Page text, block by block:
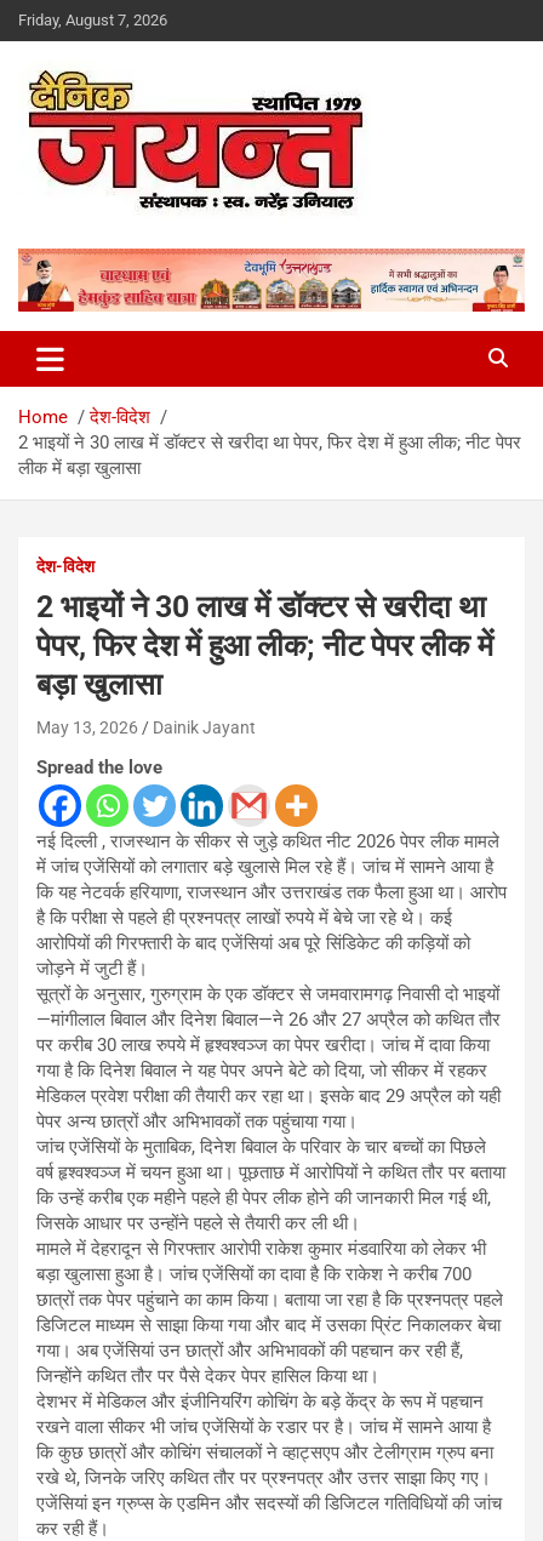
Skip
to
Friday, August 7, 2026
Dainik Jayant
Home
देश-विदेश
2 भाइयों ने 30 लाख में डॉक्टर से खरीदा था पेपर, फिर देश में हुआ लीक; नीट पेपर
लीक में बड़ा खुलासा
देश-विदेश
2 भाइयों ने 30 लाख में डॉक्टर से खरीदा था
पेपर, फिर देश में हुआ लीक; नीट पेपर लीक में
बड़ा खुलासा
May 13, 2026 Dainik Jayant
Spread the love
नई दिल्ली , राजस्थान के सीकर से जुड़े कथित नीट 2026 पेपर लीक मामले
में जांच एजेंसियों को लगातार बड़े खुलासे मिल रहे हैं। जांच में सामने आया है
कि यह नेटवर्क हरियाणा, राजस्थान और उत्तराखंड तक फैला हुआ था। आरोप
है कि परीक्षा से पहले ही प्रश्नपत्र लाखों रुपये में बेचे जा रहे थे। कई
आरोपियों की गिरफ्तारी के बाद एजेंसियां अब पूरे सिंडिकेट की कड़ियों को
जोड़ने में जुटी हैं।
सूत्रों के अनुसार, गुरुग्राम के एक डॉक्टर से जमवारामगढ़ निवासी दो भाइयों
—मांगीलाल बिवाल और दिनेश बिवाल—ने 26 और 27 अप्रैल को कथित तौर
पर करीब 30 लाख रुपये में हृश्वश्वञ्ज का पेपर खरीदा। जांच में दावा किया
गया है कि दिनेश बिवाल ने यह पेपर अपने बेटे को दिया, जो सीकर में रहकर
मेडिकल प्रवेश परीक्षा की तैयारी कर रहा था। इसके बाद 29 अप्रैल को यही
पेपर अन्य छात्रों और अभिभावकों तक पहुंचाया गया।
जांच एजेंसियों के मुताबिक, दिनेश बिवाल के परिवार के चार बच्चों का पिछले
वर्ष हृश्वश्वञ्ज में चयन हुआ था। पूछताछ में आरोपियों ने कथित तौर पर बताया
कि उन्हें करीब एक महीने पहले ही पेपर लीक होने की जानकारी मिल गई थी,
जिसके आधार पर उन्होंने पहले से तैयारी कर ली थी।
मामले में देहरादून से गिरफ्तार आरोपी राकेश कुमार मंडवारिया को लेकर भी
बड़ा खुलासा हुआ है। जांच एजेंसियों का दावा है कि राकेश ने करीब 700
छात्रों तक पेपर पहुंचाने का काम किया। बताया जा रहा है कि प्रश्नपत्र पहले
डिजिटल माध्यम से साझा किया गया और बाद में उसका प्रिंट निकालकर बेचा
गया। अब एजेंसियां उन छात्रों और अभिभावकों की पहचान कर रही हैं,
जिन्होंने कथित तौर पर पैसे देकर पेपर हासिल किया था।
देशभर में मेडिकल और इंजीनियरिंग कोचिंग के बड़े केंद्र के रूप में पहचान
रखने वाला सीकर भी जांच एजेंसियों के रडार पर है। जांच में सामने आया है
कि कुछ छात्रों और कोचिंग संचालकों ने व्हाट्सएप और टेलीग्राम ग्रुप बना
रखे थे, जिनके जरिए कथित तौर पर प्रश्नपत्र और उत्तर साझा किए गए।
एजेंसियां इन ग्रुप्स के एडमिन और सदस्यों की डिजिटल गतिविधियों की जांच
कर रही हैं।